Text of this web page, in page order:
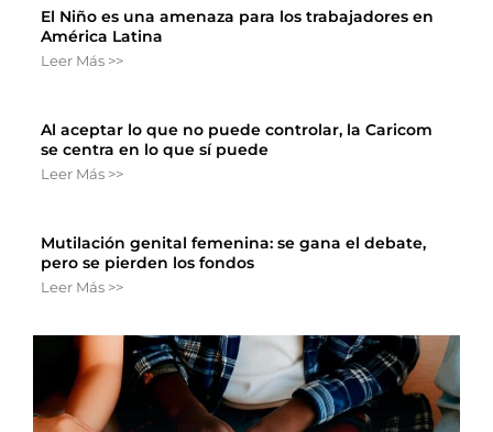
El Niño es una amenaza para los trabajadores en
América Latina
Leer Más >>
Al aceptar lo que no puede controlar, la Caricom
se centra en lo que sí puede
Leer Más >>
Mutilación genital femenina: se gana el debate,
pero se pierden los fondos
Leer Más >>